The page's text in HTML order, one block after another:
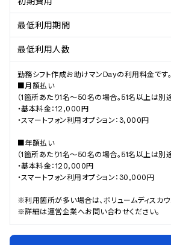
最低利用期間
最低利用人数
勤務シフト作成お助けマンDayの利用料金です。
■月額払い
（1箇所あたり1名〜50名の場合。51名以上は別
・基本料金：12,000円
・スマートフォン利用オプション：3,000円
■年額払い
（1箇所あたり1名〜50名の場合。51名以上は別
・基本料金：120,000円
・スマートフォン利用オプション：30,000円
※利用箇所が多い場合は、ボリュームディスカウ
※詳細は運営企業へお問い合わせください。